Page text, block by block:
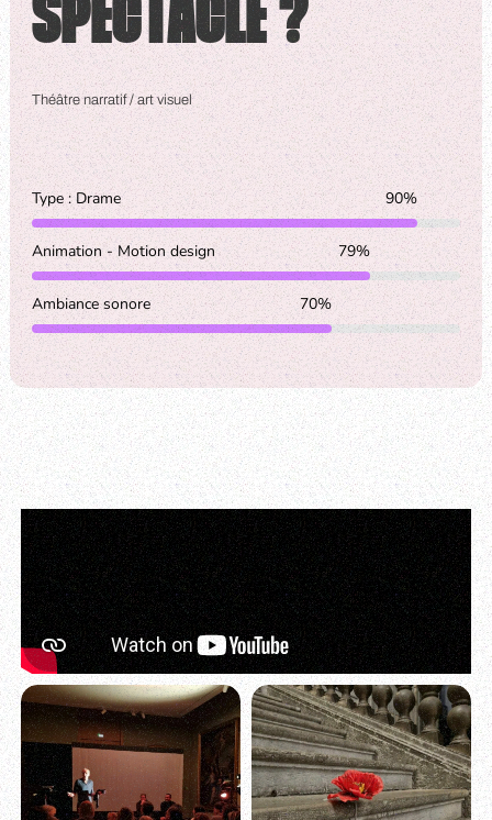
SPECTACLE ?
Théâtre narratif / art visuel
Type : Drame 90%
Animation - Motion design 79%
Ambiance sonore 70%